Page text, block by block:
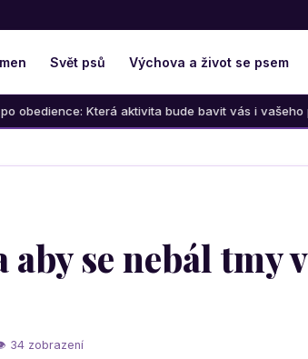
Svět psů Výchova a život se psem
aktivita bude bavit vás i vašeho psa
aby se nebál tmy v
34 zobrazení